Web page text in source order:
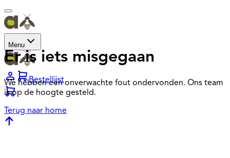
Menu
Bestellijst
Er is iets misgegaan
We hebben een onverwachte fout ondervonden. Ons team
is op de hoogte gesteld.
Terug naar home